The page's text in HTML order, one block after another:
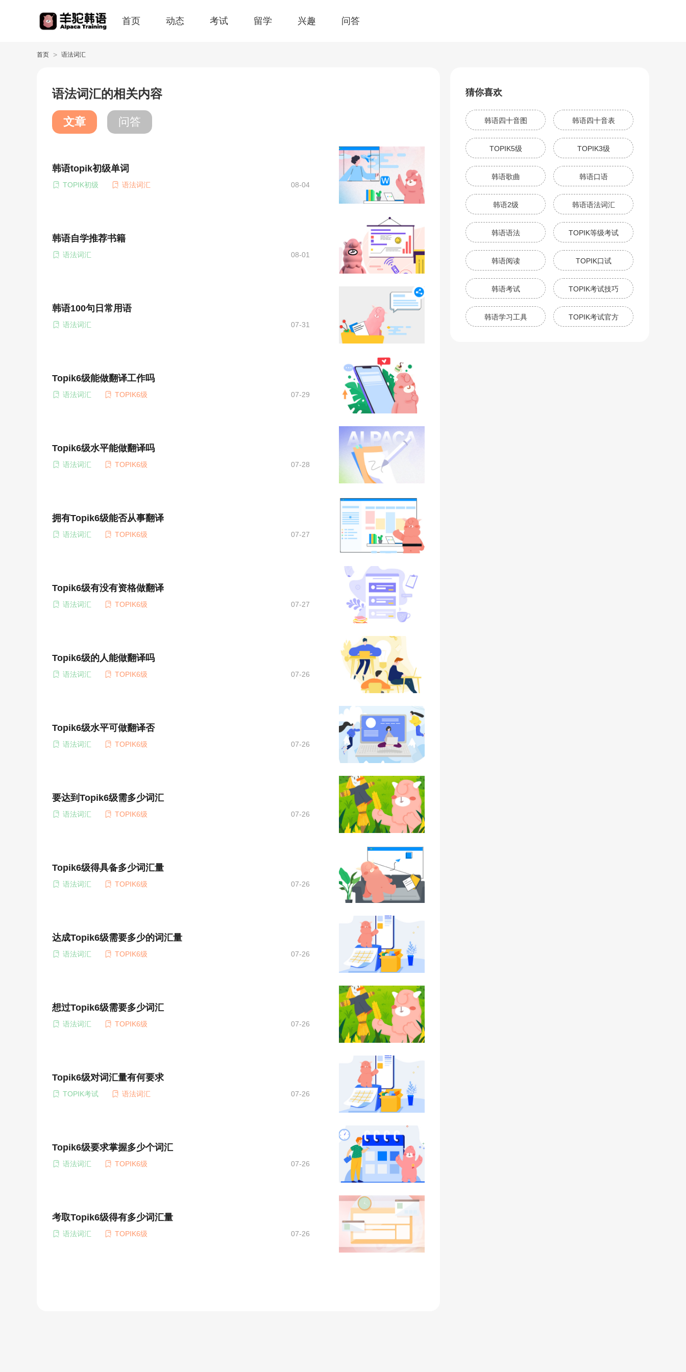
首页 动态 考试 留学 兴趣 问答
首页 > 语法词汇
语法词汇的相关内容
文章 问答
韩语topik初级单词
TOPIK初级 语法词汇 08-04
韩语自学推荐书籍
语法词汇 08-01
韩语100句日常用语
语法词汇 07-31
Topik6级能做翻译工作吗
语法词汇 TOPIK6级 07-29
Topik6级水平能做翻译吗
语法词汇 TOPIK6级 07-28
拥有Topik6级能否从事翻译
语法词汇 TOPIK6级 07-27
Topik6级有没有资格做翻译
语法词汇 TOPIK6级 07-27
Topik6级的人能做翻译吗
语法词汇 TOPIK6级 07-26
Topik6级水平可做翻译否
语法词汇 TOPIK6级 07-26
要达到Topik6级需多少词汇
语法词汇 TOPIK6级 07-26
Topik6级得具备多少词汇量
语法词汇 TOPIK6级 07-26
达成Topik6级需要多少的词汇量
语法词汇 TOPIK6级 07-26
想过Topik6级需要多少词汇
语法词汇 TOPIK6级 07-26
Topik6级对词汇量有何要求
TOPIK考试 语法词汇 07-26
Topik6级要求掌握多少个词汇
语法词汇 TOPIK6级 07-26
考取Topik6级得有多少词汇量
语法词汇 TOPIK6级 07-26
猜你喜欢
韩语四十音图 韩语四十音表
TOPIK5级 TOPIK3级
韩语歌曲 韩语口语
韩语2级 韩语语法词汇
韩语语法 TOPIK等级考试
韩语阅读 TOPIK口试
韩语考试 TOPIK考试技巧
韩语学习工具 TOPIK考试官方